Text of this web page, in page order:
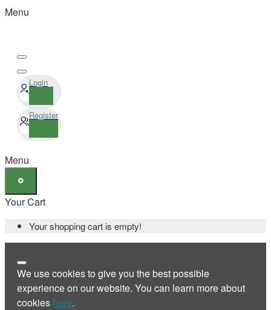
Menu
Login
Register
Menu
Your Cart
Your shopping cart is empty!
We use cookies to give you the best possible
experience on our website. You can learn more about
cookies here.